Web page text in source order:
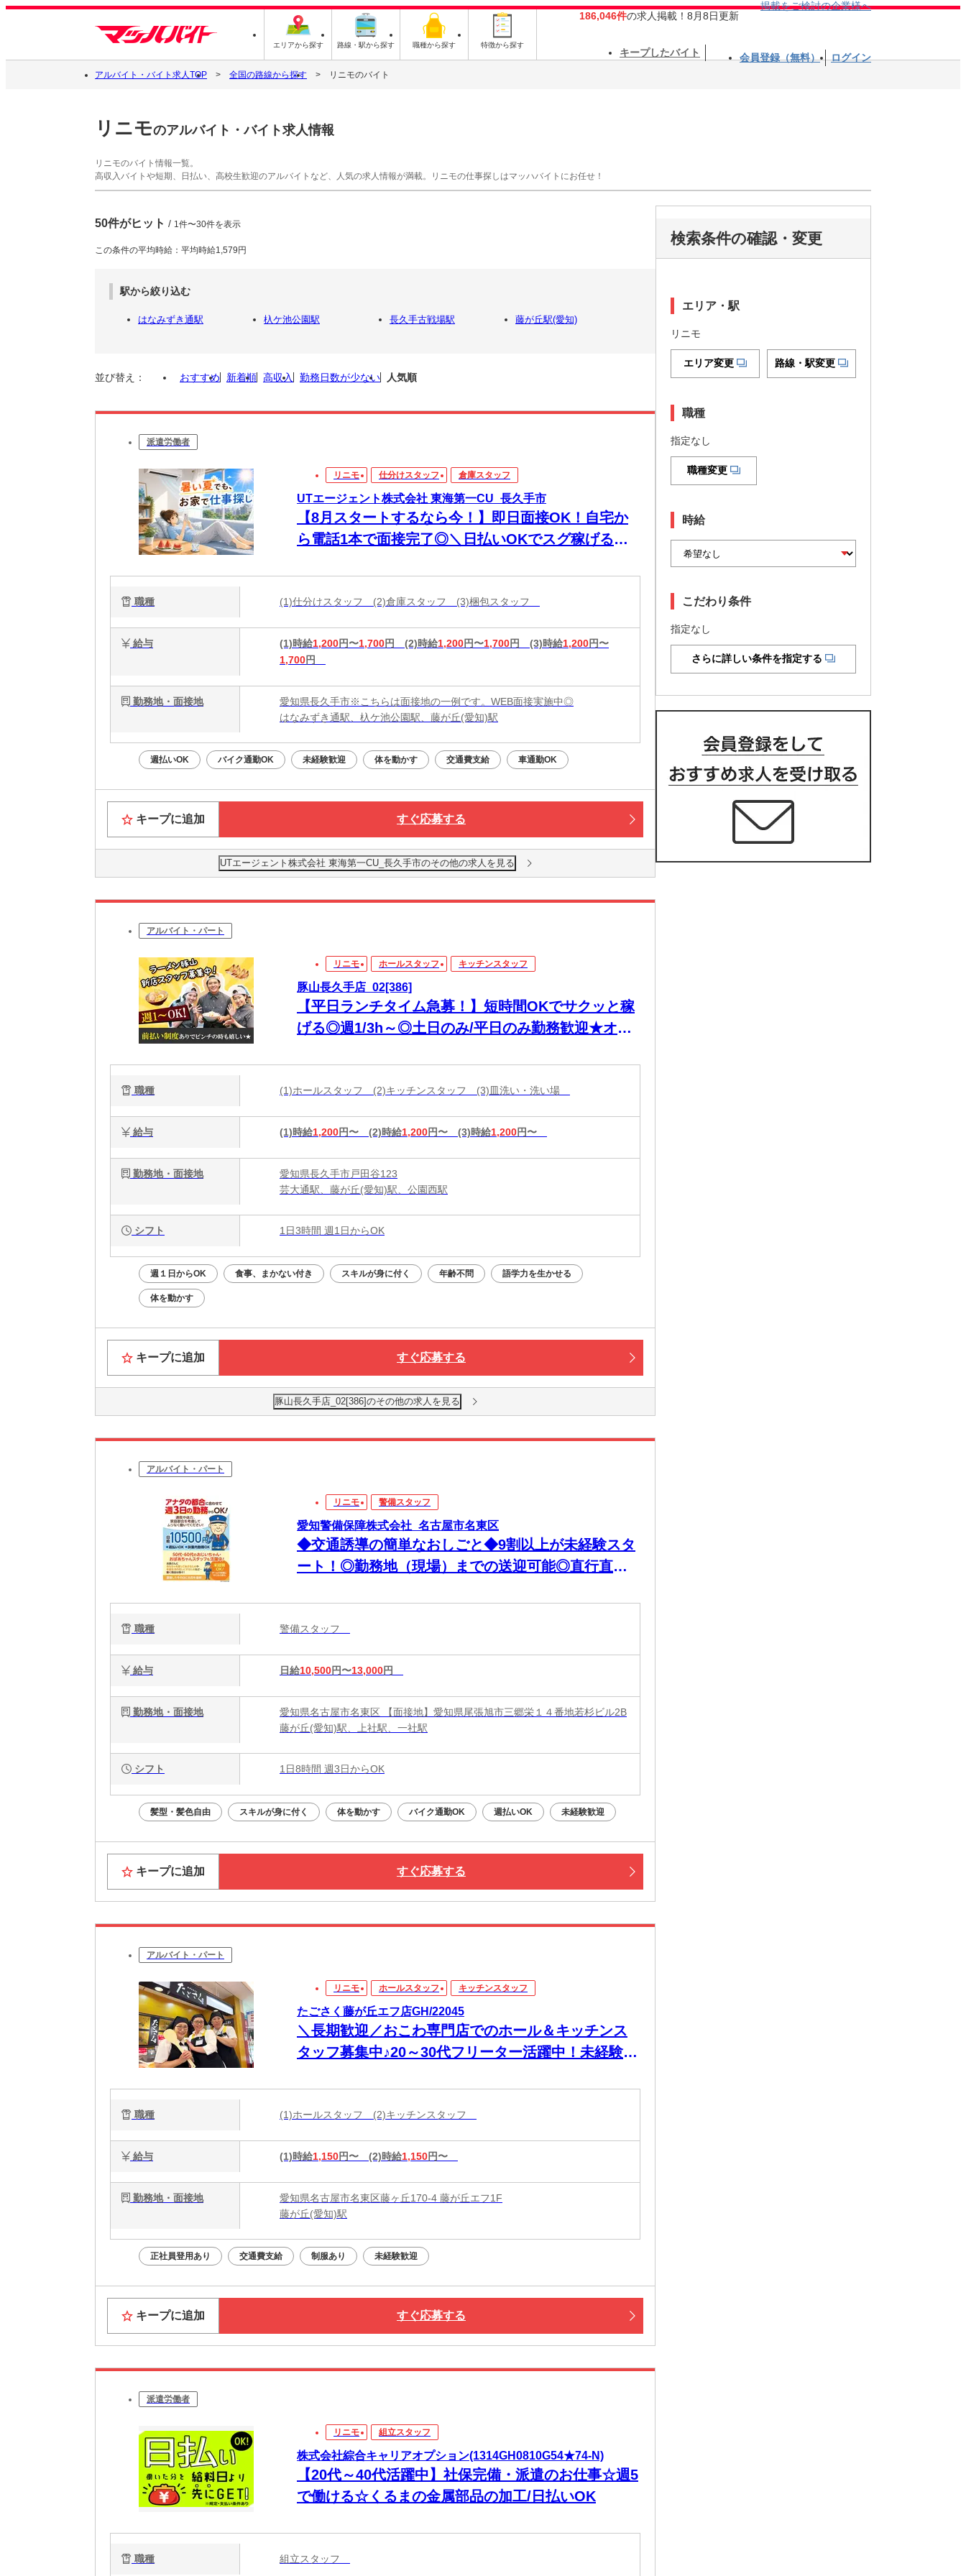
エリアから探す 路線・駅から探す 職種から探す 特徴から探す
186,046件の求人掲載！8月8日更新
掲載をご検討の企業様へ
キープしたバイト 会員登録（無料） ログイン
アルバイト・バイト求人TOP 全国の路線から探す リニモのバイト
リニモのアルバイト・バイト求人情報
リニモのバイト情報一覧。
高収入バイトや短期、日払い、高校生歓迎のアルバイトなど、人気の求人情報が満載。リニモの仕事探しはマッハバイトにお任せ！
50件がヒット / 1件〜30件を表示
この条件の平均時給：平均時給1,579円
駅から絞り込む
はなみずき通駅 杁ケ池公園駅 長久手古戦場駅 藤が丘駅(愛知)
並び替え： おすすめ 新着順 高収入 勤務日数が少ない 人気順
派遣労働者
リニモ 仕分けスタッフ 倉庫スタッフ
UTエージェント株式会社 東海第一CU_長久手市
【8月スタートするなら今！】即日面接OK！自宅か
ら電話1本で面接完了◎＼日払いOKでスグ稼げる／
職種 (1)仕分けスタッフ (2)倉庫スタッフ (3)梱包スタッフ
給与 (1)時給1,200円〜1,700円 (2)時給1,200円〜1,700円 (3)時給1,200円〜
1,700円
勤務地・面接地
愛知県長久手市※こちらは面接地の一例です。WEB面接実施中◎
はなみずき通駅、杁ケ池公園駅、藤が丘(愛知)駅
週払いOK バイク通勤OK 未経験歓迎 体を動かす 交通費支給 車通勤OK
キープに追加 すぐ応募する
UTエージェント株式会社 東海第一CU_長久手市のその他の求人を見る
アルバイト・パート
リニモ ホールスタッフ キッチンスタッフ
豚山長久手店_02[386]
【平日ランチタイム急募！】短時間OKでサクッと稼
げる◎週1/3h～◎土日のみ/平日のみ勤務歓迎★オシ
職種 (1)ホールスタッフ (2)キッチンスタッフ (3)皿洗い・洗い場
給与 (1)時給1,200円〜 (2)時給1,200円〜 (3)時給1,200円〜
勤務地・面接地
愛知県長久手市戸田谷123
芸大通駅、藤が丘(愛知)駅、公園西駅
シフト 1日3時間 週1日からOK
週１日からOK 食事、まかない付き スキルが身に付く 年齢不問 語学力を生かせる
体を動かす
キープに追加 すぐ応募する
豚山長久手店_02[386]のその他の求人を見る
アルバイト・パート
リニモ 警備スタッフ
愛知警備保障株式会社_名古屋市名東区
◆交通誘導の簡単なおしごと◆9割以上が未経験スタ
ート！◎勤務地（現場）までの送迎可能◎直行直帰
職種 警備スタッフ
給与 日給10,500円〜13,000円
勤務地・面接地
愛知県名古屋市名東区 【面接地】愛知県尾張旭市三郷栄１４番地若杉ビル2B
藤が丘(愛知)駅、上社駅、一社駅
シフト 1日8時間 週3日からOK
髪型・髪色自由 スキルが身に付く 体を動かす バイク通勤OK 週払いOK 未経験歓迎
キープに追加 すぐ応募する
アルバイト・パート
リニモ ホールスタッフ キッチンスタッフ
たごさく藤が丘エフ店GH/22045
＼長期歓迎／おこわ専門店でのホール＆キッチンス
タッフ募集中♪20～30代フリーター活躍中！未経験歓
職種 (1)ホールスタッフ (2)キッチンスタッフ
給与 (1)時給1,150円〜 (2)時給1,150円〜
勤務地・面接地
愛知県名古屋市名東区藤ヶ丘170-4 藤が丘エフ1F
藤が丘(愛知)駅
正社員登用あり 交通費支給 制服あり 未経験歓迎
キープに追加 すぐ応募する
派遣労働者
リニモ 組立スタッフ
株式会社綜合キャリアオプション(1314GH0810G54★74-N)
【20代～40代活躍中】社保完備・派遣のお仕事☆週5
で働ける☆くるまの金属部品の加工/日払いOK
職種 組立スタッフ
検索条件の確認・変更
エリア・駅
リニモ
エリア変更 路線・駅変更
職種
指定なし
職種変更
時給
こだわり条件
指定なし
さらに詳しい条件を指定する